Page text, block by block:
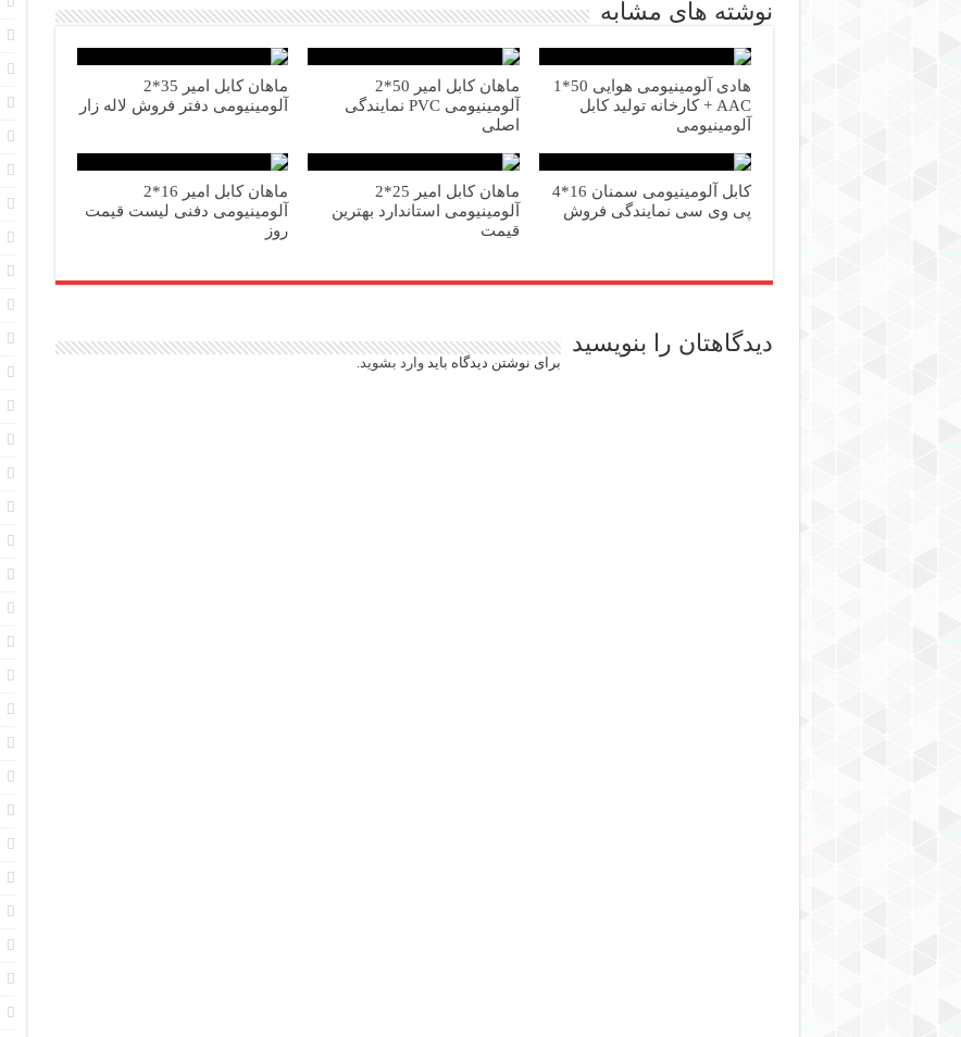
نوشته های مشابه
هادی آلومینیومی هوایی 50*1
AAC + کارخانه تولید کابل
آلومینیومی
ماهان کابل امیر 50*2
آلومینیومی PVC نمایندگی
اصلی
ماهان کابل امیر 35*2
آلومینیومی دفتر فروش لاله زار
کابل آلومینیومی سمنان 16*4
پی وی سی نمایندگی فروش
ماهان کابل امیر 25*2
آلومینیومی استاندارد بهترین
قیمت
ماهان کابل امیر 16*2
آلومینیومی دفنی لیست قیمت
روز
دیدگاهتان را بنویسید
برای نوشتن دیدگاه بایدوارد بشوید.